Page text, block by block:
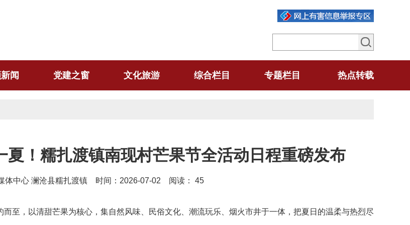
闻 党建之窗 文化旅游 综合栏目 专题栏目 热点转载
夏！糯扎渡镇南现村芒果节全活动日程重磅发布
体中心 澜沧县糯扎渡镇 时间：2026-07-02 阅读： 45
至，以清甜芒果为核心，集自然风味、民俗文化、潮流玩乐、烟火市井于一体，把夏日的温柔与热烈尽